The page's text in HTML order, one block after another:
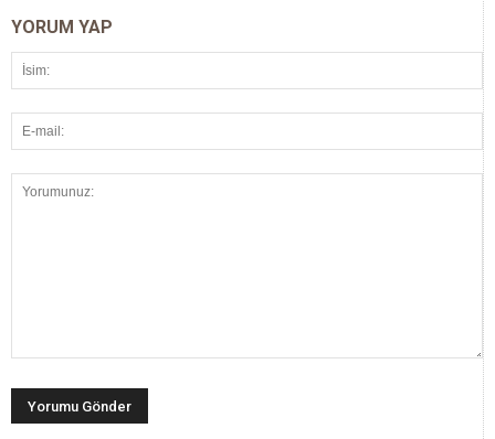
YORUM YAP